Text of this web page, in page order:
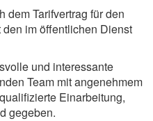
dem Tarifvertrag für den
im öffentlichen Dienst
und interessante
Team mit angenehmem
Einarbeitung,
gegeben.